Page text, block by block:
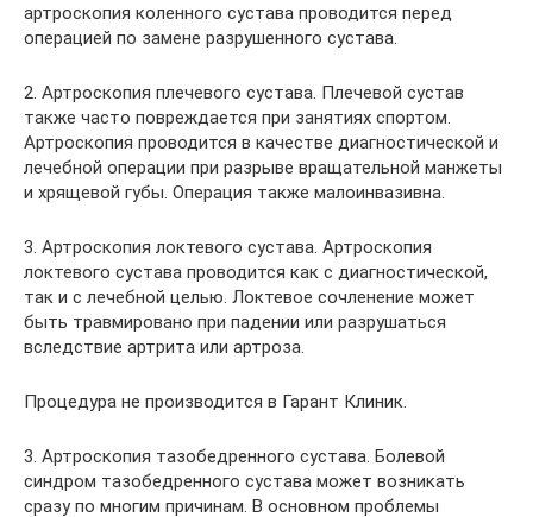
артроскопия коленного сустава проводится перед
операцией по замене разрушенного сустава.
2. Артроскопия плечевого сустава. Плечевой сустав
также часто повреждается при занятиях спортом.
Артроскопия проводится в качестве диагностической и
лечебной операции при разрыве вращательной манжеты
и хрящевой губы. Операция также малоинвазивна.
3. Артроскопия локтевого сустава. Артроскопия
локтевого сустава проводится как с диагностической,
так и с лечебной целью. Локтевое сочленение может
быть травмировано при падении или разрушаться
вследствие артрита или артроза.
Процедура не производится в Гарант Клиник.
3. Артроскопия тазобедренного сустава. Болевой
синдром тазобедренного сустава может возникать
сразу по многим причинам. В основном проблемы